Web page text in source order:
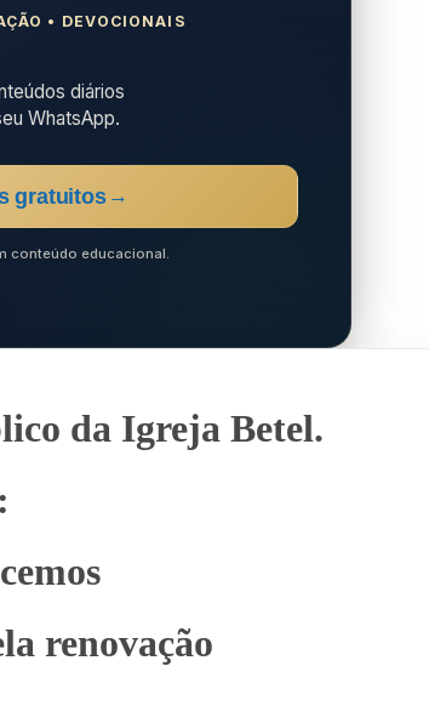
• DEVOCIONAIS
diários
WhatsApp.
gratuitos →
conteúdo educacional.
da Igreja Betel.
renovação